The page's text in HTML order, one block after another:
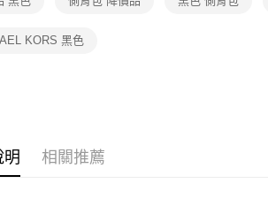
KORS 黑色
明 相關推薦